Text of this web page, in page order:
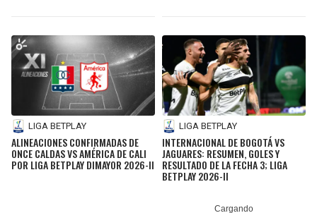
LIGA BETPLAY
ALINEACIONES CONFIRMADAS DE
ONCE CALDAS VS AMÉRICA DE CALI
POR LIGA BETPLAY DIMAYOR 2026-II
LIGA BETPLAY
INTERNACIONAL DE BOGOTÁ VS
JAGUARES: RESUMEN, GOLES Y
RESULTADO DE LA FECHA 3; LIGA
BETPLAY 2026-II